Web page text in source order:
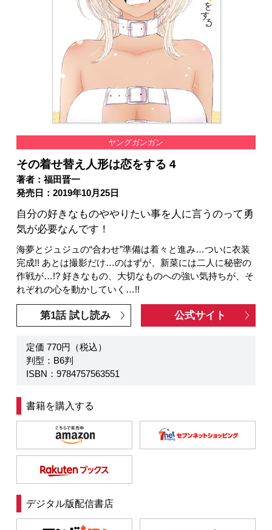
スクウェア・エニックス サイト内検索
ヤングガンガン
その着せ替え人形は恋をする 4
著者：福田晋一
発売日：2019年10月25日
自分の好きなものややりたい事を人に言うのって勇
気が必要なんです！
海夢とジュジュの“合わせ”準備は着々と進み…ついに衣装
完成!! あとは撮影だけ…のはずが、新菜には二人に秘密の
作戦が…!? 好きなもの、大切なものへの強い気持ちが、そ
れぞれの心を動かしていく…!!
第1話 試し読み 公式サイト
定価 770円（税込）
判型：B6判
ISBN：9784757563551
書籍を購入する
デジタル版配信書店